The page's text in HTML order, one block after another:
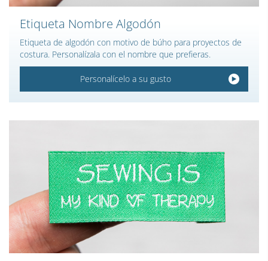
Etiqueta Nombre Algodón
Etiqueta de algodón con motivo de búho para proyectos de
costura. Personalízala con el nombre que prefieras.
Personalícelo a su gusto